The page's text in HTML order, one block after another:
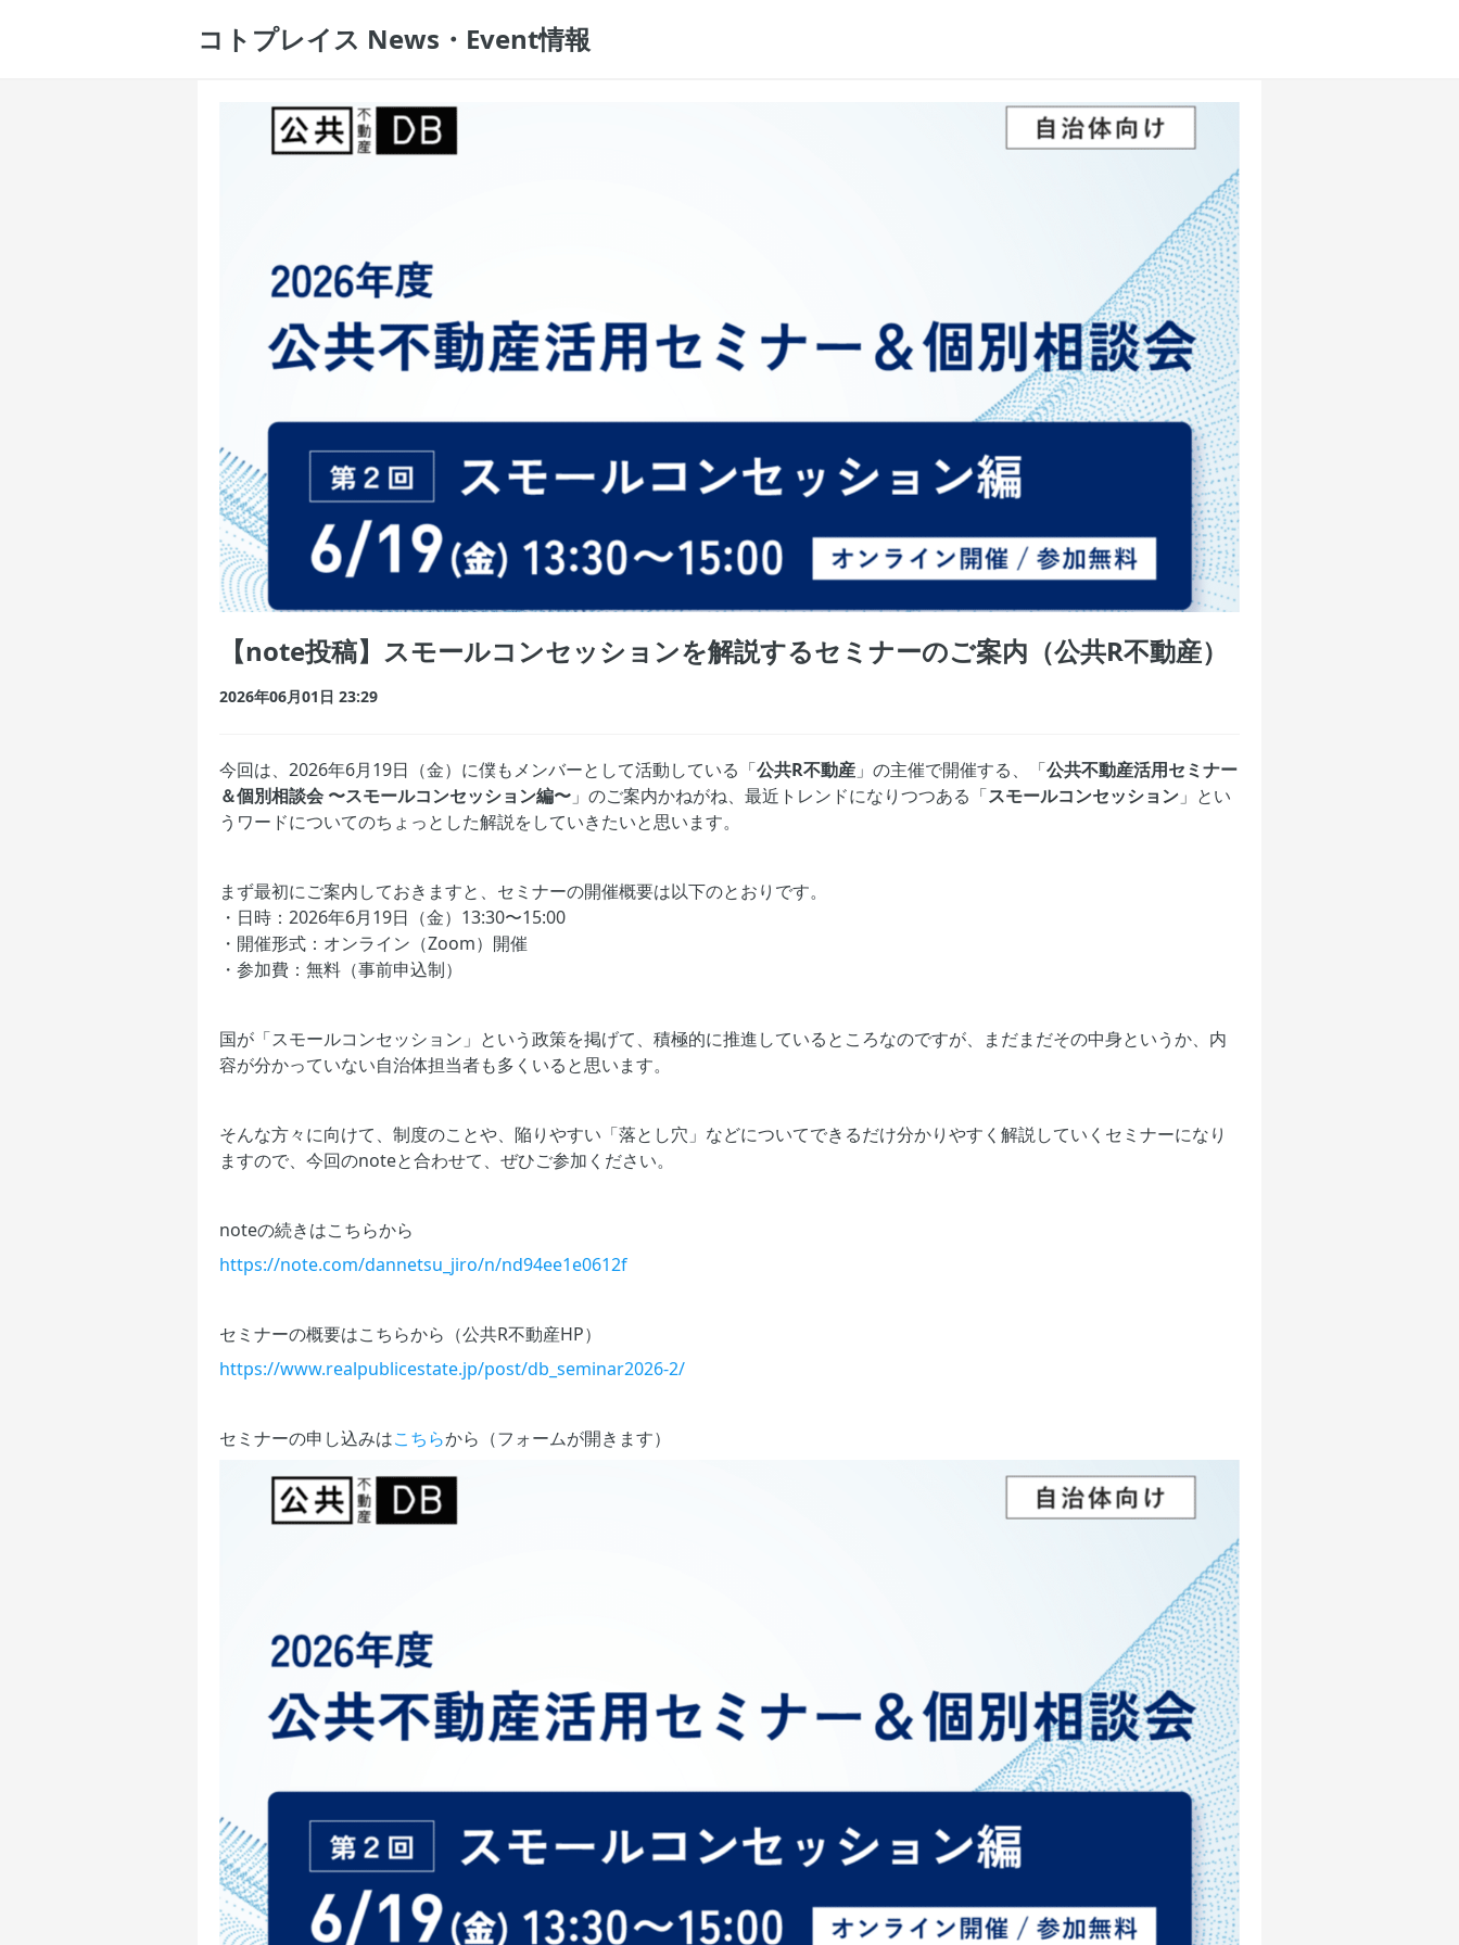
コトプレイス News・Event情報
【note投稿】スモールコンセッションを解説するセミナーのご案内（公共R不動産）
2026年06月01日 23:29
今回は、2026年6月19日（金）に僕もメンバーとして活動している「公共R不動産 」の主催で開催する、「公共不動産活用セミナー
＆個別相談会 〜スモールコンセッション編〜 」のご案内かねがね、最近トレンドになりつつある「スモールコンセッション 」とい
うワードについてのちょっとした解説をしていきたいと思います。
まず最初にご案内しておきますと、セミナーの開催概要は以下のとおりです。
・日時：2026年6月19日（金）13:30〜15:00
・開催形式：オンライン（Zoom）開催
・参加費：無料（事前申込制）
国が「スモールコンセッション」という政策を掲げて、積極的に推進しているところなのですが、まだまだその中身というか、内
容が分かっていない自治体担当者も多くいると思います。
そんな方々に向けて、制度のことや、陥りやすい「落とし穴」などについてできるだけ分かりやすく解説していくセミナーになり
ますので、今回のnoteと合わせて、ぜひご参加ください。
noteの続きはこちらから
https://note.com/dannetsu_jiro/n/nd94ee1e0612f
セミナーの概要はこちらから（公共R不動産HP）
https://www.realpublicestate.jp/post/db_seminar2026-2/
セミナーの申し込みはこちらから（フォームが開きます）